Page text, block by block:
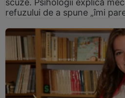
refuzului de a spune „îmi